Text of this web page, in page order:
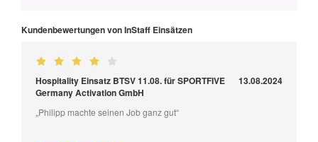
Kundenbewertungen von InStaff Einsätzen
Hospitality Einsatz BTSV 11.08. für SPORTFIVE
Germany Activation GmbH
13.08.2024
„Philipp machte seinen Job ganz gut“